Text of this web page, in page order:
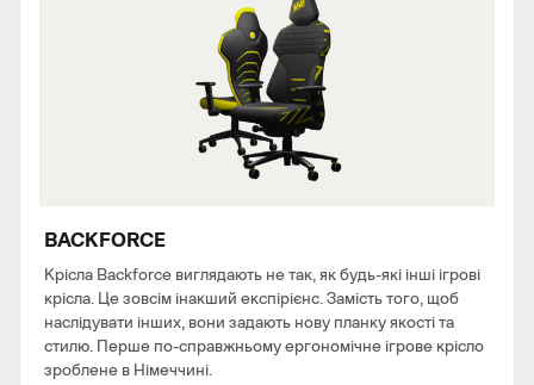
BACKFORCE
Крісла Backforce виглядають не так, як будь-які інші ігрові
крісла. Це зовсім інакший експірієнс. Замість того, щоб
наслідувати інших, вони задають нову планку якості та
стилю. Перше по-справжньому ергономічне ігрове крісло
зроблене в Німеччині.